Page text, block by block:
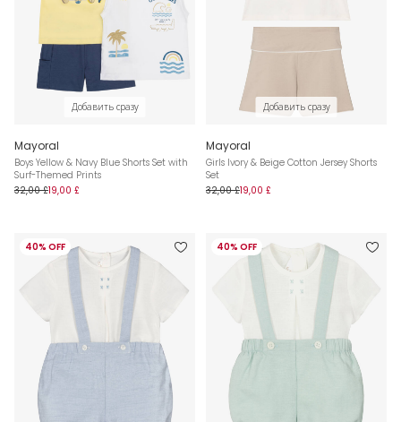
Добавить сразу
Mayoral
Boys Yellow & Navy Blue Shorts Set with
Surf-Themed Prints
32,00 £19,00 £
Добавить сразу
Mayoral
Girls Ivory & Beige Cotton Jersey Shorts
Set
32,00 £19,00 £
40% OFF 40% OFF